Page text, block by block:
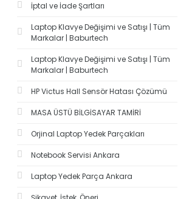
İptal ve İade Şartları
Laptop Klavye Değişimi ve Satışı | Tüm
Markalar | Baburtech
Laptop Klavye Değişimi ve Satışı | Tüm
Markalar | Baburtech
HP Victus Hall Sensör Hatası Çözümü
MASA ÜSTÜ BİLGİSAYAR TAMİRİ
Orjinal Laptop Yedek Parçakları
Notebook Servisi Ankara
Laptop Yedek Parça Ankara